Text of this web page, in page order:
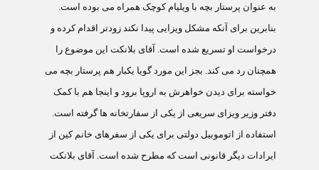
به عنوان پرستار بچه با ويليام کوچک همراه می بوده است.
بنابرين برای آنکه مشکل ويزايی پيدا نکند زودتر اقدام کرده و
درخواست او تسريع شده است. آقای بلانکت اين موضوع را
همچنان رد می کند. بجز اين مورد گويا يکبار هم پرستار بچه می
خواسته برای ديدن خواهرش به اروپا برود و اينجا هم با کمک
دفتر وزير ويزای سريعی از يکی از سفارتخانه ها گرفته است.
استفاده از اتوموبيل دولتی برای يکی از سفرهای خانم کين از
ايرادات ديگر قانونی است که مطرح شده است. آقای بلانکت